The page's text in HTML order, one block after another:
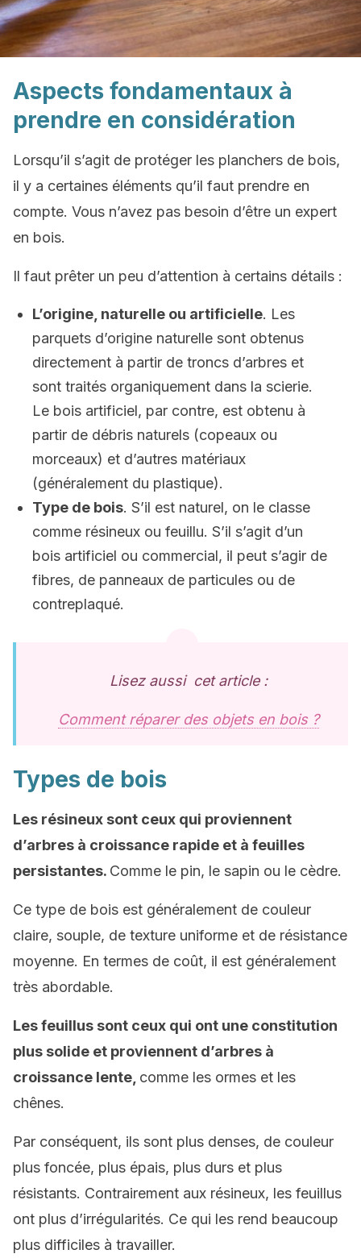
Aspects fondamentaux à
prendre en considération
Lorsqu’il s’agit de protéger les planchers de bois,
il y a certaines éléments qu’il faut prendre en
compte. Vous n’avez pas besoin d’être un expert
en bois.
Il faut prêter un peu d’attention à certains détails :
L’origine, naturelle ou artificielle. Les
parquets d’origine naturelle sont obtenus
directement à partir de troncs d’arbres et
sont traités organiquement dans la scierie.
Le bois artificiel, par contre, est obtenu à
partir de débris naturels (copeaux ou
morceaux) et d’autres matériaux
(généralement du plastique).
Type de bois. S’il est naturel, on le classe
comme résineux ou feuillu. S’il s’agit d’un
bois artificiel ou commercial, il peut s’agir de
fibres, de panneaux de particules ou de
contreplaqué.
Lisez aussi cet article :
Comment réparer des objets en bois ?
Types de bois
Les résineux sont ceux qui proviennent
d’arbres à croissance rapide et à feuilles
persistantes. Comme le pin, le sapin ou le cèdre.
Ce type de bois est généralement de couleur
claire, souple, de texture uniforme et de résistance
moyenne. En termes de coût, il est généralement
très abordable.
Les feuillus sont ceux qui ont une constitution
plus solide et proviennent d’arbres à
croissance lente, comme les ormes et les
chênes.
Par conséquent, ils sont plus denses, de couleur
plus foncée, plus épais, plus durs et plus
résistants. Contrairement aux résineux, les feuillus
ont plus d’irrégularités. Ce qui les rend beaucoup
plus difficiles à travailler.